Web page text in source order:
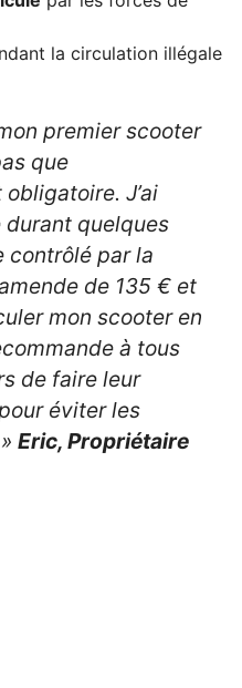
la circulation illégale
premier scooter
que
J’ai
quelques
contrôlé par la
de 135 € et
mon scooter en
à tous
de faire leur
éviter les
Eric, Propriétaire